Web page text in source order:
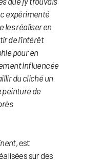
expérimenté
les réaliser en
de l’intérêt
pour en
influencée
du cliché un
de
, est
sur des